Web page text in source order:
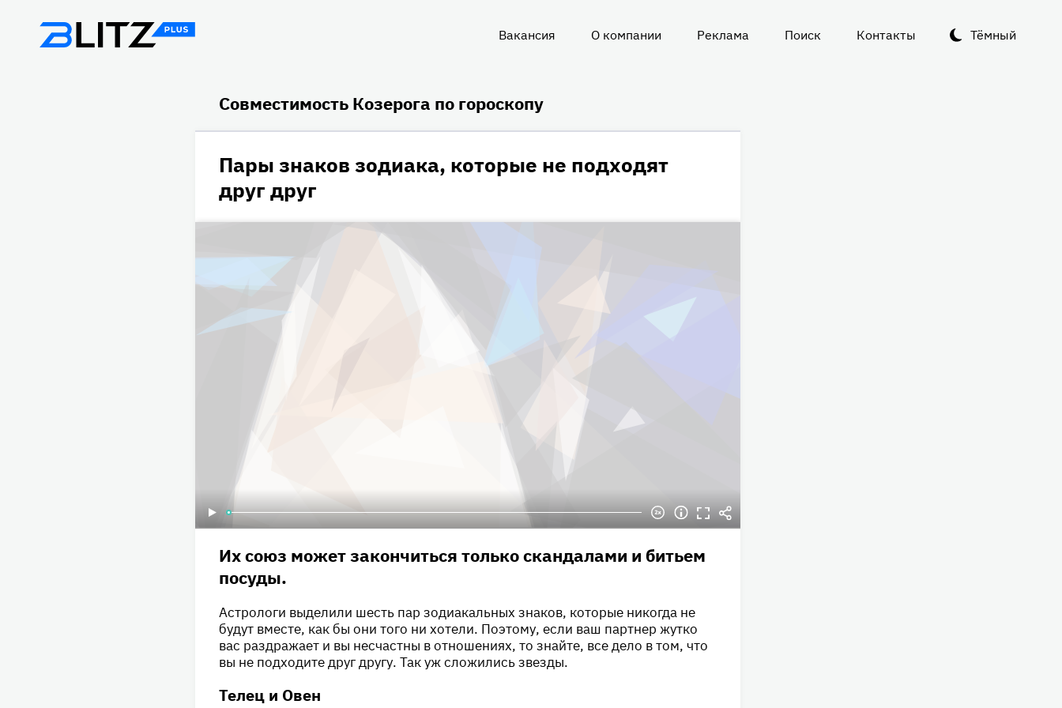
Тёмный
Вакансия О компании Реклама Поиск Контакты
Совместимость Козерога по гороскопу
Пары знаков зодиака, которые не подходят
друг друг
Их союз может закончиться только скандалами и битьем
посуды.
Астрологи выделили шесть пар зодиакальных знаков, которые никогда не
будут вместе, как бы они того ни хотели. Поэтому, если ваш партнер жутко
вас раздражает и вы несчастны в отношениях, то знайте, все дело в том, что
вы не подходите друг другу. Так уж сложились звезды.
Телец и Овен